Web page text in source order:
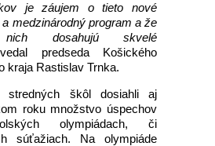
je záujem o tieto nové
medzinárodný program a že
dosahujú skvelé
predseda Košického
kraja Rastislav Trnka.
stredných škôl dosiahli aj
roku množstvo úspechov
olympiádach, či
súťažiach. Na olympiáde